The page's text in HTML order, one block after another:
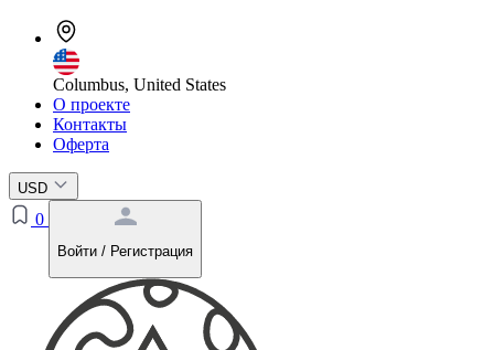
Columbus, United States
О проекте
Контакты
Оферта
USD
0
Войти / Регистрация